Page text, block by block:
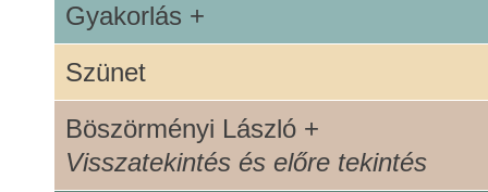
Gyakorlás +
Szünet
Böszörményi László +
Visszatekintés és előre tekintés